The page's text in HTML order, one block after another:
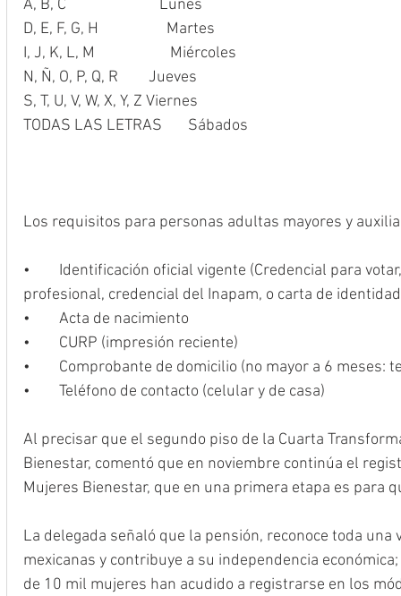
A, B, C	                  Lunes
D, E, F, G, H	          Martes
I, J, K, L, M	           Miércoles
N, Ñ, O, P, Q, R	     Jueves
S, T, U, V, W, X, Y, Z Viernes
TODAS LAS LETRAS	      Sábados
Los requisitos para personas adultas mayores y
•	Identificación oficial vigente (Credencial para votar, pasaporte, cartilla, cédula
profesional, credencial del Inapam, o carta de
•	Acta de nacimiento
•	CURP (impresión reciente)
•	Comprobante de domicilio (no mayor a 6 meses:
•	Teléfono de contacto (celular y de casa)
Al precisar que el segundo piso de la Cuarta
Bienestar, comentó que en noviembre continúa el
Mujeres Bienestar, que en una primera etapa es para
La delegada señaló que la pensión, reconoce toda
mexicanas y contribuye a su independencia
de 10 mil mujeres han acudido a registrarse en los